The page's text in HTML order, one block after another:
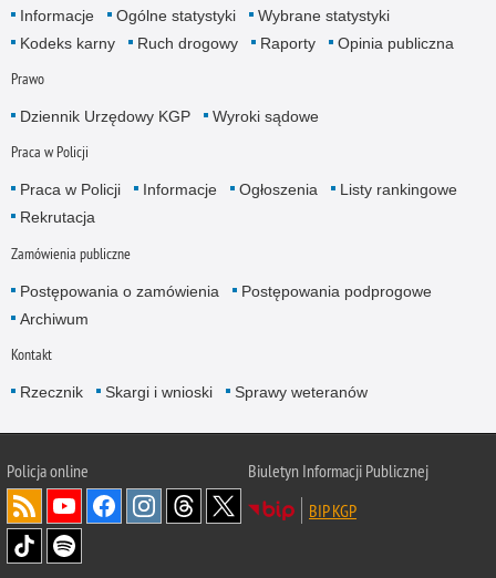
Informacje Ogólne statystyki
Wybrane statystyki
Kodeks karny
Ruch drogowy Raporty Opinia publiczna
Prawo
Dziennik Urzędowy KGP Wyroki sądowe
Praca w Policji
Praca w Policji Informacje Ogłoszenia
Listy rankingowe
Rekrutacja
Zamówienia publiczne
Postępowania o zamówienia
Postępowania podprogowe
Archiwum
Kontakt
Rzecznik Skargi i wnioski Sprawy weteranów
Policjaonline
Biuletyn Informacji Publicznej
BIP KGP